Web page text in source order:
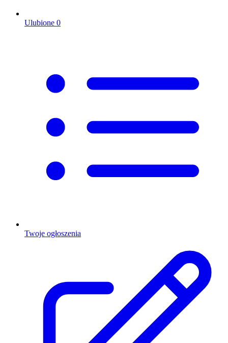
Ulubione 0
Twoje ogłoszenia